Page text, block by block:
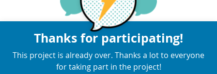
Thanks for participating!
This project is already over. Thanks a lot to everyone
for taking part in the project!